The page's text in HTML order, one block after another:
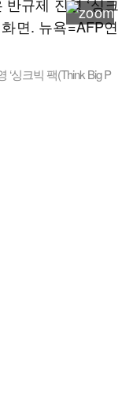
싱크빅 팩(Think Big P